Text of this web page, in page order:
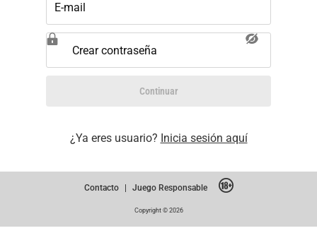
E-mail
Crear contraseña
Continuar
¿Ya eres usuario? Inicia sesión aquí
Contacto | Juego Responsable
Copyright © 2026